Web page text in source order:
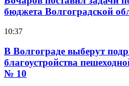
бюджета Волгоградской
10:37
В Волгограде выберут
благоустройства
№ 10